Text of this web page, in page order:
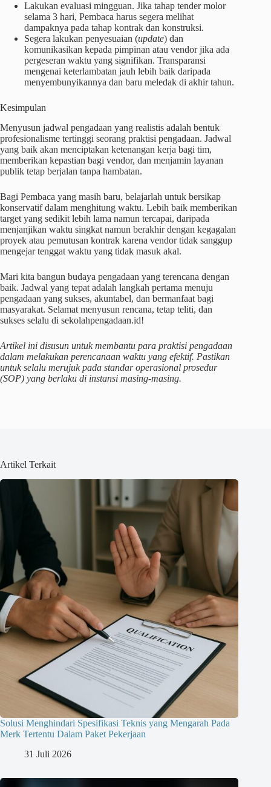
Lakukan evaluasi mingguan. Jika tahap tender molor
selama 3 hari, Pembaca harus segera melihat
dampaknya pada tahap kontrak dan konstruksi.
Segera lakukan penyesuaian (update) dan
komunikasikan kepada pimpinan atau vendor jika ada
pergeseran waktu yang signifikan. Transparansi
mengenai keterlambatan jauh lebih baik daripada
menyembunyikannya dan baru meledak di akhir tahun.
Kesimpulan
Menyusun jadwal pengadaan yang realistis adalah bentuk
profesionalisme tertinggi seorang praktisi pengadaan. Jadwal
yang baik akan menciptakan ketenangan kerja bagi tim,
memberikan kepastian bagi vendor, dan menjamin layanan
publik tetap berjalan tanpa hambatan.
Bagi Pembaca yang masih baru, belajarlah untuk bersikap
konservatif dalam menghitung waktu. Lebih baik memberikan
target yang sedikit lebih lama namun tercapai, daripada
menjanjikan waktu singkat namun berakhir dengan kegagalan
proyek atau pemutusan kontrak karena vendor tidak sanggup
mengejar tenggat waktu yang tidak masuk akal.
Mari kita bangun budaya pengadaan yang terencana dengan
baik. Jadwal yang tepat adalah langkah pertama menuju
pengadaan yang sukses, akuntabel, dan bermanfaat bagi
masyarakat. Selamat menyusun rencana, tetap teliti, dan
sukses selalu di sekolahpengadaan.id!
Artikel ini disusun untuk membantu para praktisi pengadaan
dalam melakukan perencanaan waktu yang efektif. Pastikan
untuk selalu merujuk pada standar operasional prosedur
(SOP) yang berlaku di instansi masing-masing.
Artikel Terkait
Solusi Menghindari Spesifikasi Teknis yang Mengarah Pada
Merk Tertentu Dalam Paket Pekerjaan
31 Juli 2026